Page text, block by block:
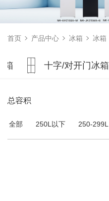
首页 产品中心 冰箱 冰箱
箱 十字/对开门冰箱
总容积
全部 250L以下 250-299L